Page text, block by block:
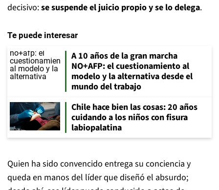
decisivo:se suspende el juicio propio y se lo delega.
Te puede interesar
A 10 años de la gran marcha
NO+AFP: el cuestionamiento al
modelo y la alternativa desde el
mundo del trabajo
Chile hace bien las cosas: 20 años
cuidando a los niños con fisura
labiopalatina
Quien ha sido convencido entrega su conciencia y
queda en manos del líder que diseñó el absurdo;